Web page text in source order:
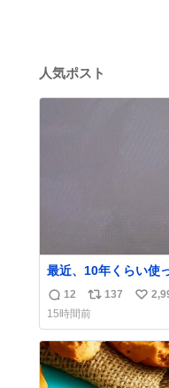
人気ポスト
最近、10年くらい使
焼き付き始めたんで
返
信
数
12
リ
ポ
ス
ト
数
137
い
ね
数
15時間前